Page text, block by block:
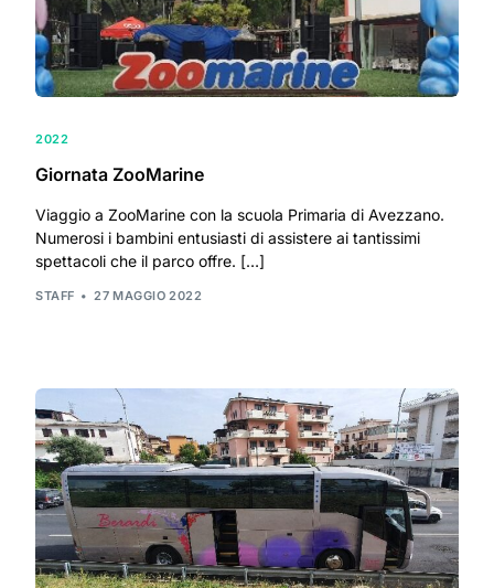
2022
Giornata ZooMarine
Viaggio a ZooMarine con la scuola Primaria di Avezzano.
Numerosi i bambini entusiasti di assistere ai tantissimi
spettacoli che il parco offre. […]
STAFF 27 MAGGIO 2022